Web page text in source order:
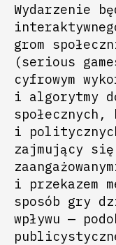
Wydarzenie
grom
(serious
cyfrowym
i algorytmy
społecznych,
i
zajmujący
i przekazem
sposób gry
wpływu —